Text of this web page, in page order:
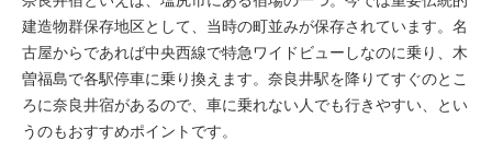
建造物群保存地区として、当時の町並みが保存されています。名
古屋からであれば中央西線で特急ワイドビューしなのに乗り、木
曽福島で各駅停車に乗り換えます。奈良井駅を降りてすぐのとこ
ろに奈良井宿があるので、車に乗れない人でも行きやすい、とい
うのもおすすめポイントです。